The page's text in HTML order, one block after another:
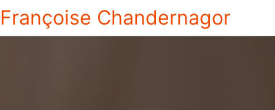
Françoise Chandernagor